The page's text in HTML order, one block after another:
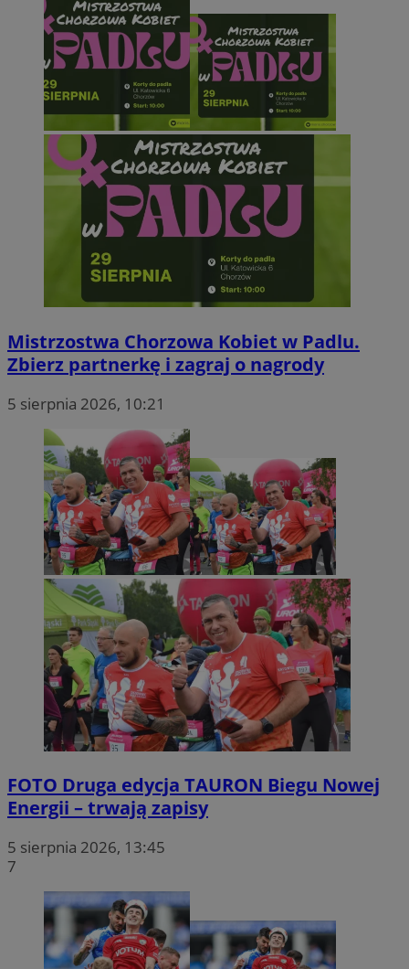
Mistrzostwa Chorzowa Kobiet w Padlu.
Zbierz partnerkę i zagraj o nagrody
5 sierpnia 2026, 10:21
FOTO Druga edycja TAURON Biegu Nowej
Energii – trwają zapisy
5 sierpnia 2026, 13:45
7